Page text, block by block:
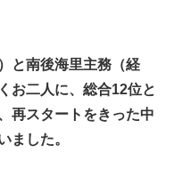
と南後海里主務（経
お二人に、総合12位と
再スタートをきった中
ました。